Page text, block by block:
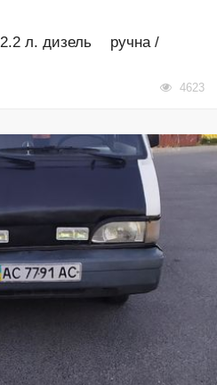
2.2 л. дизель
ручна /
4623